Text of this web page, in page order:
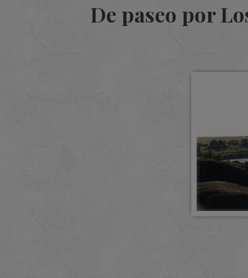
De paseo por